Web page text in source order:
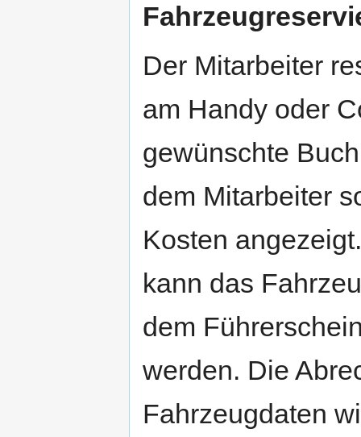
Der Mitarbeiter
am Handy oder
gewünschte
dem Mitarbeiter
Kosten
kann das
dem
werden. Die
Fahrzeugdaten